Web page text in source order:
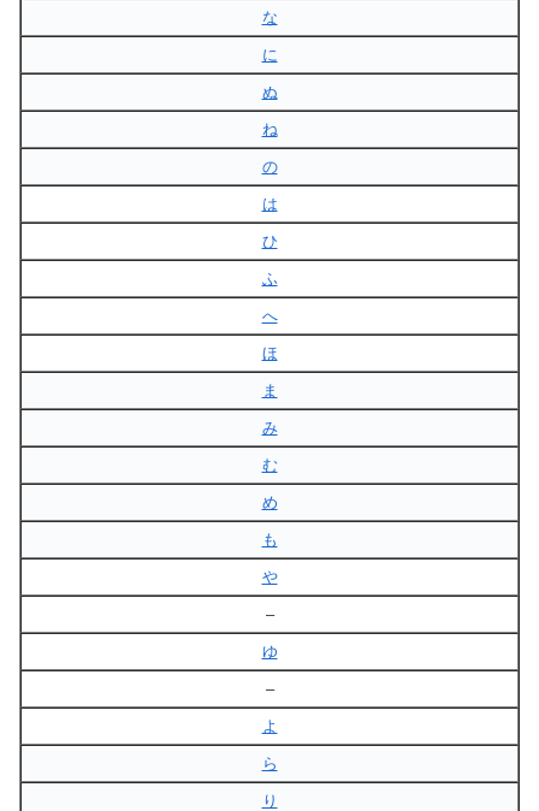
な
に
ぬ
ね
の
は
ひ
ふ
へ
ほ
ま
み
む
め
も
や
–
ゆ
–
よ
ら
り